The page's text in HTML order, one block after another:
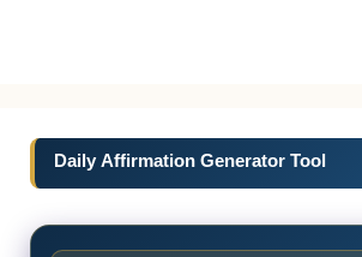
Daily Affirmation Generator Tool